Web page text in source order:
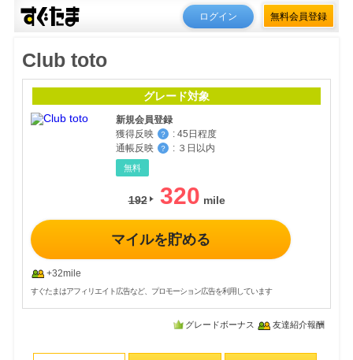
ログイン 無料会員登録
Club toto
グレード対象
新規会員登録
獲得反映
？ : 45日程度
通帳反映
？ : ３日以内
無料
192 320
マイルを貯める
+32mile
すぐたまはアフィリエイト広告など、プロモーション広告を利用しています
グレードボーナス 友達紹介報酬